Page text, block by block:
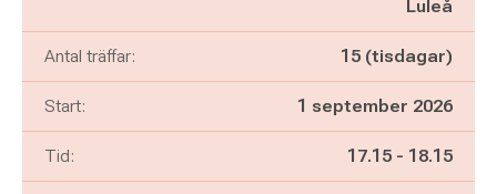
Luleå
Antal träffar: 15 (tisdagar)
Start: 1 september 2026
Tid: Pågår mellan
17.15 - och
18.15